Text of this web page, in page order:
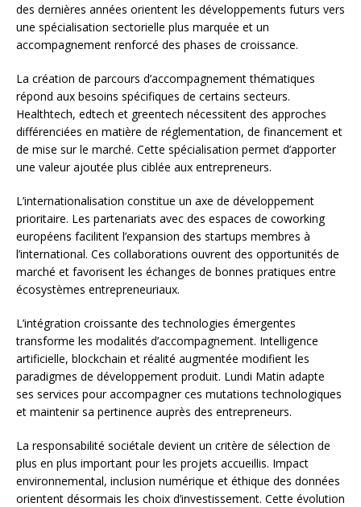
des dernières années orientent les développements futurs vers
une spécialisation sectorielle plus marquée et un
accompagnement renforcé des phases de croissance.
La création de parcours d’accompagnement thématiques
répond aux besoins spécifiques de certains secteurs.
Healthtech, edtech et greentech nécessitent des approches
différenciées en matière de réglementation, de financement et
de mise sur le marché. Cette spécialisation permet d’apporter
une valeur ajoutée plus ciblée aux entrepreneurs.
L’internationalisation constitue un axe de développement
prioritaire. Les partenariats avec des espaces de coworking
européens facilitent l’expansion des startups membres à
l’international. Ces collaborations ouvrent des opportunités de
marché et favorisent les échanges de bonnes pratiques entre
écosystèmes entrepreneuriaux.
L’intégration croissante des technologies émergentes
transforme les modalités d’accompagnement. Intelligence
artificielle, blockchain et réalité augmentée modifient les
paradigmes de développement produit. Lundi Matin adapte
ses services pour accompagner ces mutations technologiques
et maintenir sa pertinence auprès des entrepreneurs.
La responsabilité sociétale devient un critère de sélection de
plus en plus important pour les projets accueillis. Impact
environnemental, inclusion numérique et éthique des données
orientent désormais les choix d’investissement. Cette évolution